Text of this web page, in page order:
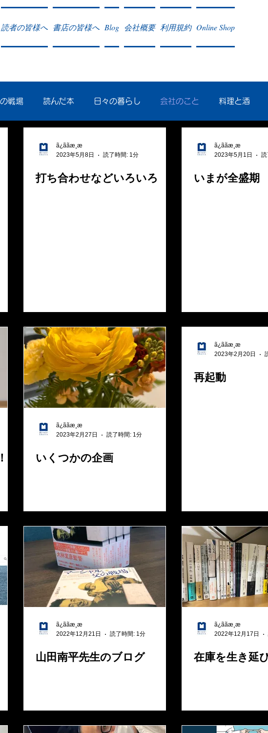
読者の皆様へ 書店の皆様へ Blog 会社概要 利用規約 Online Shop
戦場 読んだ本 日々の暮らし 会社のこと 料理と酒
告 病気のこと クリーム 往復書簡
ã¿ããæ¸æ
2023年5月8日
読了時間: 1分
打ち合わせなどいろいろ
ã¿ããæ¸æ
2023年5月1日
いまが全盛期
ã¿ããæ¸æ
2023年2月27日
読了時間: 1分
いくつかの企画
ã¿ããæ¸æ
2023年2月20日
再起動
ã¿ããæ¸æ
2022年12月21日
読了時間: 1分
山田南平先生のブログ
ã¿ããæ¸æ
2022年12月17日
在庫を生き延